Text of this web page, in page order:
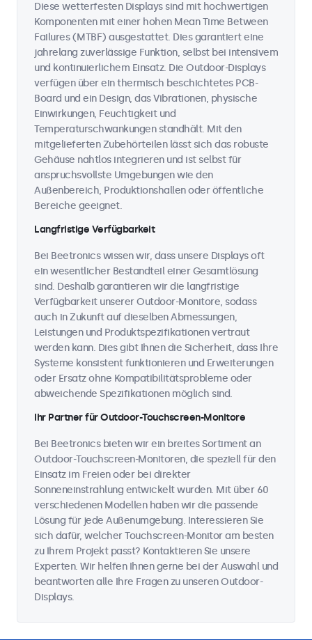
Diese wetterfesten Displays sind mit hochwertigen
Komponenten mit einer hohen Mean Time Between
Failures (MTBF) ausgestattet. Dies garantiert eine
jahrelang zuverlässige Funktion, selbst bei intensivem
und kontinuierlichem Einsatz. Die Outdoor-Displays
verfügen über ein thermisch beschichtetes PCB-
Board und ein Design, das Vibrationen, physische
Einwirkungen, Feuchtigkeit und
Temperaturschwankungen standhält. Mit den
mitgelieferten Zubehörteilen lässt sich das robuste
Gehäuse nahtlos integrieren und ist selbst für
anspruchsvollste Umgebungen wie den
Außenbereich, Produktionshallen oder öffentliche
Bereiche geeignet.
Langfristige Verfügbarkeit
Bei Beetronics wissen wir, dass unsere Displays oft
ein wesentlicher Bestandteil einer Gesamtlösung
sind. Deshalb garantieren wir die langfristige
Verfügbarkeit unserer Outdoor-Monitore, sodass
auch in Zukunft auf dieselben Abmessungen,
Leistungen und Produktspezifikationen vertraut
werden kann. Dies gibt Ihnen die Sicherheit, dass Ihre
Systeme konsistent funktionieren und Erweiterungen
oder Ersatz ohne Kompatibilitätsprobleme oder
abweichende Spezifikationen möglich sind.
Ihr Partner für Outdoor-Touchscreen-Monitore
Bei Beetronics bieten wir ein breites Sortiment an
Outdoor-Touchscreen-Monitoren, die speziell für den
Einsatz im Freien oder bei direkter
Sonneneinstrahlung entwickelt wurden. Mit über 60
verschiedenen Modellen haben wir die passende
Lösung für jede Außenumgebung. Interessieren Sie
sich dafür, welcher Touchscreen-Monitor am besten
zu Ihrem Projekt passt? Kontaktieren Sie unsere
Experten. Wir helfen Ihnen gerne bei der Auswahl und
beantworten alle Ihre Fragen zu unseren Outdoor-
Displays.